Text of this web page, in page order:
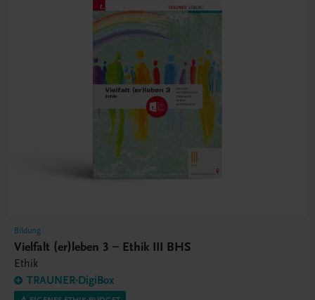
Bildung
Vielfalt (er)leben 3 – Ethik III BHS
Ethik
TRAUNER-DigiBox